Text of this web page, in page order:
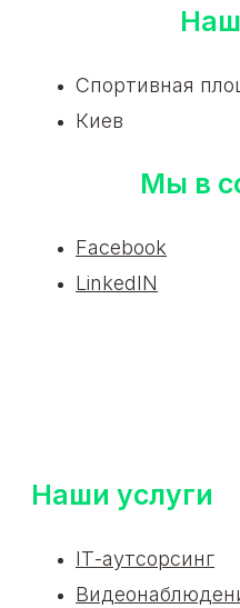
Спортивная
Киев
Мы в
Facebook
LinkedIN
Наши услуги
ІТ-аутсорсинг